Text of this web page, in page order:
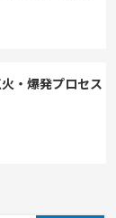
・爆発プロセス